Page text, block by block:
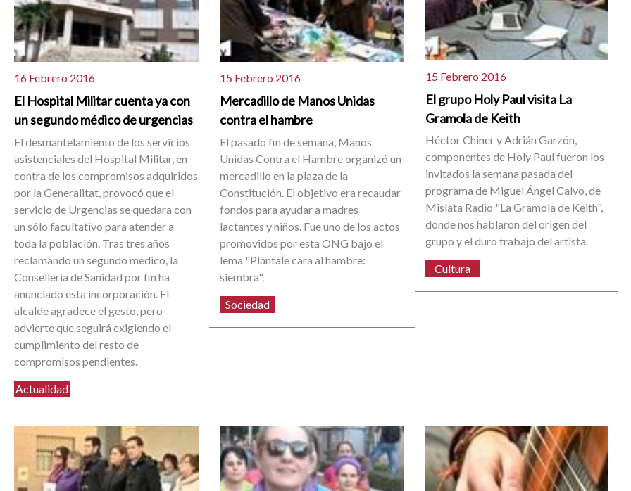
16 Febrero 2016
El Hospital Militar cuenta ya con
un segundo médico de urgencias
El desmantelamiento de los servicios
asistenciales del Hospital Militar, en
contra de los compromisos adquiridos
por la Generalitat, provocó que el
servicio de Urgencias se quedara con
un sólo facultativo para atender a
toda la población. Tras tres años
reclamando un segundo médico, la
Conselleria de Sanidad por fin ha
anunciado esta incorporación. El
alcalde agradece el gesto, pero
advierte que seguirá exigiendo el
cumplimiento del resto de
compromisos pendientes.
Actualidad
15 Febrero 2016
Mercadillo de Manos Unidas
contra el hambre
El pasado fin de semana, Manos
Unidas Contra el Hambre organizó un
mercadillo en la plaza de la
Constitución. El objetivo era recaudar
fondos para ayudar a madres
lactantes y niños. Fue uno de los actos
promovidos por esta ONG bajo el
lema "Plántale cara al hambre:
siembra".
Sociedad
15 Febrero 2016
El grupo Holy Paul visita La
Gramola de Keith
Héctor Chiner y Adrián Garzón,
componentes de Holy Paul fueron los
invitados la semana pasada del
programa de Miguel Ángel Calvo, de
Mislata Radio "La Gramola de Keith",
donde nos hablaron del origen del
grupo y el duro trabajo del artista.
Cultura